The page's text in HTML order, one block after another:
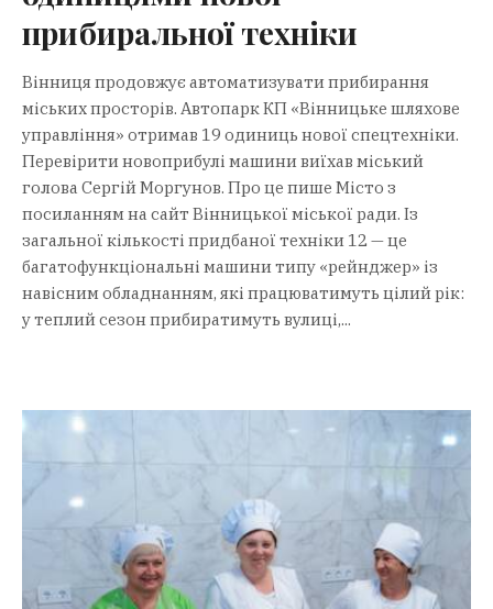
прибиральної техніки
Вінниця продовжує автоматизувати прибирання
міських просторів. Автопарк КП «Вінницьке шляхове
управління» отримав 19 одиниць нової спецтехніки.
Перевірити новоприбулі машини виїхав міський
голова Сергій Моргунов. Про це пише Місто з
посиланням на сайт Вінницької міської ради. Із
загальної кількості придбаної техніки 12 — це
багатофункціональні машини типу «рейнджер» із
навісним обладнанням, які працюватимуть цілий рік:
у теплий сезон прибиратимуть вулиці,...